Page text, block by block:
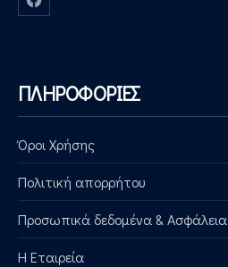
Νέο παράθυρο
ΠΛΗΡΟΦΟΡΙΕΣ
Όροι Χρήσης
Πολιτική απορρήτου
Προσωπικά δεδομένα & Ασφάλεια
Η Εταιρεία